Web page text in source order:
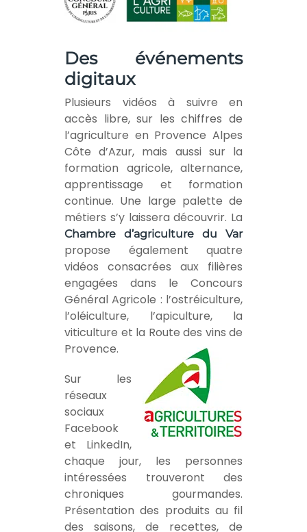
Des événements
digitaux
Plusieurs vidéos à suivre en
accès libre, sur les chiffres de
l’agriculture en Provence Alpes
Côte d’Azur, mais aussi sur la
formation agricole, alternance,
apprentissage et formation
continue. Une large palette de
métiers s’y laissera découvrir. La
Chambre d’agriculture du Var
propose également quatre
vidéos consacrées aux filières
engagées dans le Concours
Général Agricole : l’ostréiculture,
l’oléiculture, l’apiculture, la
viticulture et la Route des vins de
Provence.
Sur les
réseaux
sociaux
Facebook
et LinkedIn,
chaque jour, les personnes
intéressées trouveront des
chroniques gourmandes.
Présentation des produits au fil
des saisons, de recettes, de